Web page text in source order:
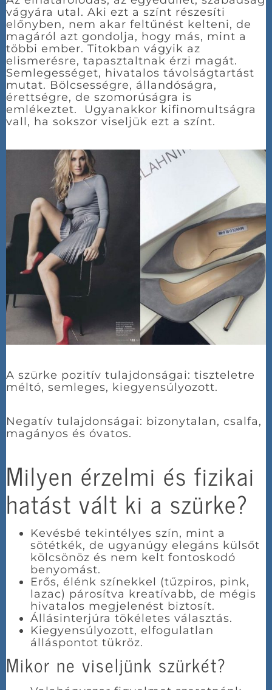
vágyára utal. Aki ezt a színt részesíti
előnyben, nem akar feltűnést kelteni, de
magáról azt gondolja, hogy más, mint a
többi ember. Titokban vágyik az
elismerésre, tapasztaltnak érzi magát.
Semlegességet, hivatalos távolságtartást
mutat. Bölcsességre, állandóságra,
érettségre, de szomorúságra is
emlékeztet. Ugyanakkor kifinomultságra
vall, ha sokszor viseljük ezt a színt.
A szürke pozitív tulajdonságai: tiszteletre
méltó, semleges, kiegyensúlyozott.
Negatív tulajdonságai: bizonytalan, csalfa,
magányos és óvatos.
Milyen érzelmi és fizikai
hatást vált ki a szürke?
Kevésbé tekintélyes szín, mint a
sötétkék, de ugyanúgy elegáns külsőt
kölcsönöz és nem kelt fontoskodó
benyomást.
Erős, élénk színekkel (tűzpiros, pink,
lazac) párosítva kreatívabb, de mégis
hivatalos megjelenést biztosít.
Állásinterjúra tökéletes választás.
Kiegyensúlyozott, elfogulatlan
álláspontot tükröz.
Mikor ne viseljünk szürkét?